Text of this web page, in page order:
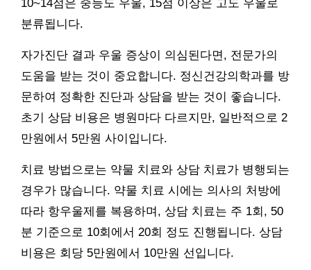
10~14점은 중등도 우울, 15점 이상은 고도 우울로
분류됩니다.
자가진단 결과 우울 증상이 의심된다면, 전문가의
도움을 받는 것이 중요합니다. 정신건강의학과를 방
문하여 정확한 진단과 상담을 받는 것이 좋습니다.
초기 상담 비용은 병원마다 다르지만, 일반적으로 2
만원에서 5만원 사이입니다.
치료 방법으로는 약물 치료와 상담 치료가 병행되는
경우가 많습니다. 약물 치료 시에는 의사의 처방에
따라 항우울제를 복용하며, 상담 치료는 주 1회, 50
분 기준으로 10회에서 20회 정도 진행됩니다. 상담
비용은 회당 5만원에서 10만원 선입니다.